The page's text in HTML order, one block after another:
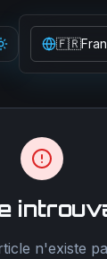
Toggle theme
🇫🇷
n'existe